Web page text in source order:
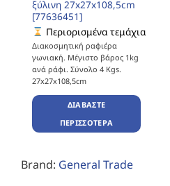
ξύλινη 27x27x108,5cm
[77636451]
Περιορισμένα τεμάχια
Διακοσμητική ραφιέρα
γωνιακή. Μέγιστο βάρος 1kg
ανά ράφι. Σύνολο 4 Kgs.
27x27x108,5cm
ΔΙΑΒΆΣΤΕ
ΠΕΡΙΣΣΌΤΕΡΑ
Brand: General Trade